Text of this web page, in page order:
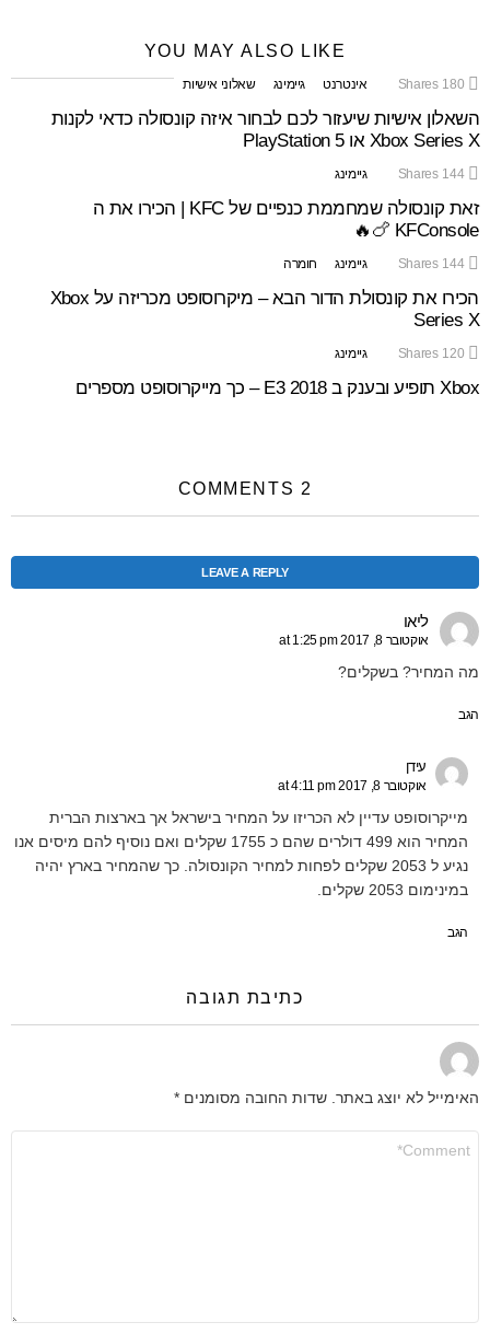
YOU MAY ALSO LIKE
180
Shares אינטרנט גיימינג שאלוני אישיות
השאלון אישיות שיעזור לכם לבחור איזה קונסולה כדאי לקנות
Xbox Series X או PlayStation 5
144
Shares גיימינג
זאת קונסולה שמחממת כנפיים של KFC | הכירו את ה
KFConsole 🍗🔥
144
Shares גיימינג חומרה
הכירו את קונסולת הדור הבא – מיקרוסופט מכריזה על Xbox
Series X
120
Shares גיימינג
Xbox תופיע ובענק ב E3 2018 – כך מייקרוסופט מספרים
2 COMMENTS
LEAVE A REPLY
ליאו
אוקטובר 8, 2017 at 1:25 pm
מה המחיר? בשקלים?
הגב
עידן
אוקטובר 8, 2017 at 4:11 pm
מייקרוסופט עדיין לא הכריזו על המחיר בישראל אך בארצות הברית
המחיר הוא 499 דולרים שהם כ 1755 שקלים ואם נוסיף להם מיסים אנו
נגיע ל 2053 שקלים לפחות למחיר הקונסולה. כך שהמחיר בארץ יהיה
במינימום 2053 שקלים.
הגב
כתיבת תגובה
האימייל לא יוצג באתר. שדות החובה מסומנים *
שלך